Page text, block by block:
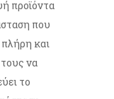
προϊόντα
που
και
να
το